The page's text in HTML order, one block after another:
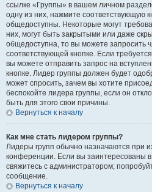
ссылке «Группы» в вашем личном
одну из них, нажмите соответствующую
общедоступны. Некоторые могут
них, могут быть закрытыми или даже
общедоступна, то вы можете запросить
соответствующей кнопке. Если
вы можете отправить запрос на
кнопке. Лидер группы должен будет
может спросить, зачем вы хотите
беспокойте лидера группы, если он
быть для этого свои причины.
Вернуться к началу
Как мне стать лидером группы?
Лидеры групп обычно назначаются при
конференции. Если вы заинтересованы
свяжитесь с администратором;
сообщение.
Вернуться к началу